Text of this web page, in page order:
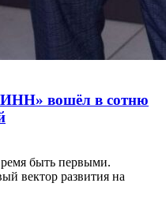
вошёл в сотню
быть первыми.
вектор развития на